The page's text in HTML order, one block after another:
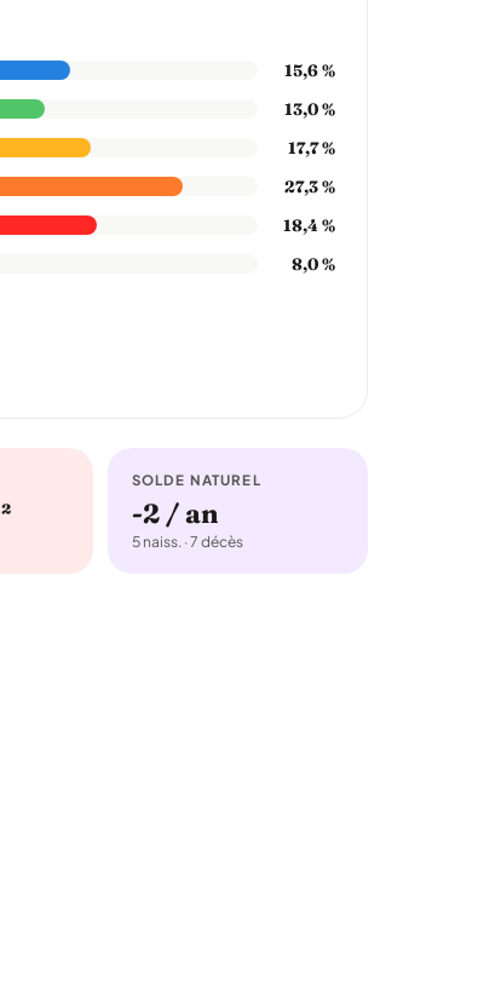
15,6 %
13,0 %
17,7 %
27,3 %
18,4 %
8,0 %
SOLDE NATUREL
-2 / an
5 naiss. · 7 décès